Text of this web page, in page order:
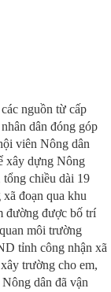
nguồn từ cấp
dân đóng góp
viên Nông dân
xây dựng Nông
chiều dài 19
đoạn qua khu
đường được bố trí
môi trường
tỉnh công nhận xã
trường cho em,
dân đã vận